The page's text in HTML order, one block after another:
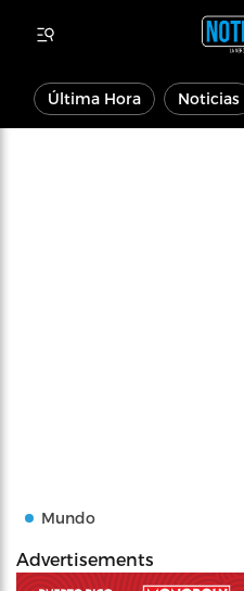
Última Hora Noticias
Mundo
Advertisements